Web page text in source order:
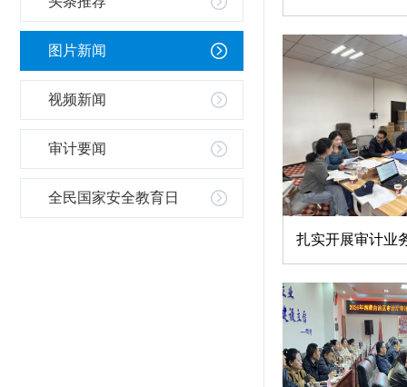
图片新闻
视频新闻
审计要闻
全民国家安全教育日